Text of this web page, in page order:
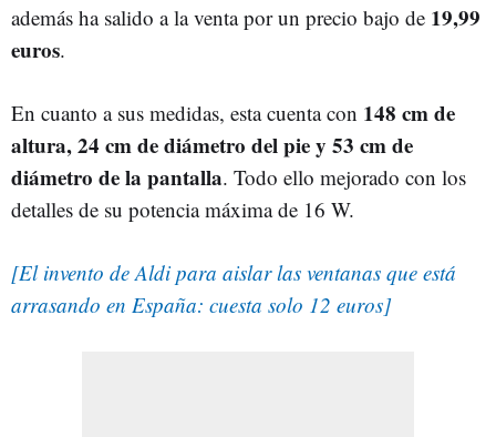
además ha salido a la venta por un precio bajo de 19,99
euros.
En cuanto a sus medidas, esta cuenta con 148 cm de
altura, 24 cm de diámetro del pie y 53 cm de
diámetro de la pantalla. Todo ello mejorado con los
detalles de su potencia máxima de 16 W.
[El invento de Aldi para aislar las ventanas que está
arrasando en España: cuesta solo 12 euros]